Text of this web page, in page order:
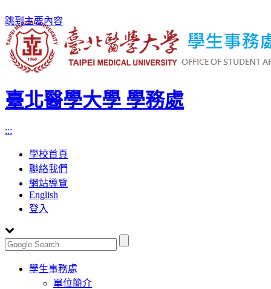
跳到主要內容
臺北醫學大學 學務處
:::
學校首頁
聯絡我們
網站導覽
English
登入
Toggle
navigation
學生事務處
單位簡介